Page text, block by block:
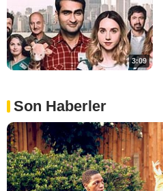
3:09
Son Haberler